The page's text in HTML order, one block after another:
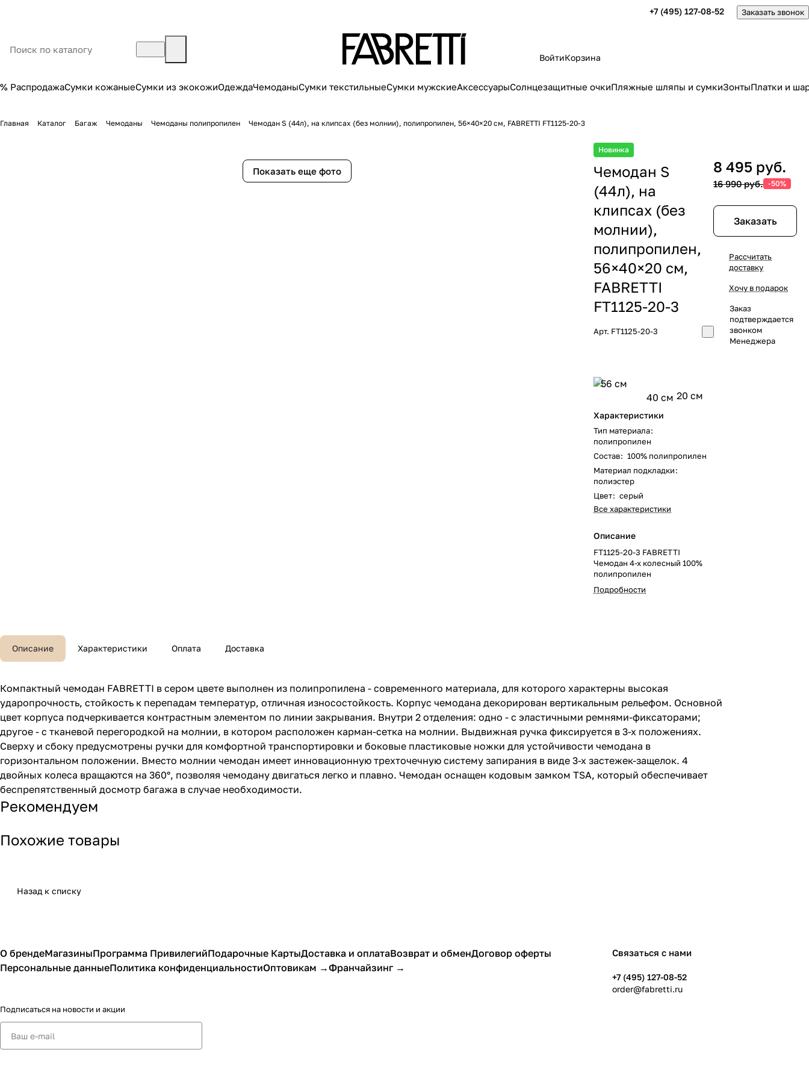
+7 (495) 127-08-52 Заказать звонок
ВойтиКорзина
% РаспродажаСумки кожаныеСумки из экокожиОдеждаЧемоданыСумки текстильныеСумки мужскиеАксессуарыСолнцезащитные очкиПляжные шляпы и сумкиЗонтыПлатки и
Главная Каталог Багаж Чемоданы Чемоданы полипропилен Чемодан S (44л), на клипсах (без молнии), полипропилен, 56×40×20 см, FABRETTI FT1125-20-3
Показать еще фото
Новинка
Чемодан S
(44л), на
клипсах (без
молнии),
полипропилен,
56×40×20 см,
FABRETTI
FT1125-20-3
Арт. FT1125-20-3
40 см 20 см
56 см
Характеристики
Тип материала:
полипропилен
Состав: 100% полипропилен
Материал подкладки:
полиэстер
Цвет: серый
Все характеристики
Описание
FT1125-20-3 FABRETTI
Чемодан 4-х колесный 100%
полипропилен
Подробности
8 495 руб.
16 990 руб. -50%
Заказать
Рассчитать
доставку
Хочу в подарок
Заказ
подтверждается
звонком
Менеджера
Описание Характеристики Оплата Доставка
Компактный чемодан FABRETTI в сером цвете выполнен из полипропилена - современного материала, для которого характерны высокая
ударопрочность, стойкость к перепадам температур, отличная износостойкость. Корпус чемодана декорирован вертикальным рельефом. Основной
цвет корпуса подчеркивается контрастным элементом по линии закрывания. Внутри 2 отделения: одно - с эластичными ремнями-фиксаторами;
другое - с тканевой перегородкой на молнии, в котором расположен карман-сетка на молнии. Выдвижная ручка фиксируется в 3-х положениях.
Сверху и сбоку предусмотрены ручки для комфортной транспортировки и боковые пластиковые ножки для устойчивости чемодана в
горизонтальном положении. Вместо молнии чемодан имеет инновационную трехточечную систему запирания в виде 3-х застежек-защелок. 4
двойных колеса вращаются на 360°, позволяя чемодану двигаться легко и плавно. Чемодан оснащен кодовым замком TSA, который обеспечивает
беспрепятственный досмотр багажа в случае необходимости.
Рекомендуем
Похожие товары
Назад к списку
О брендеМагазиныПрограмма ПривилегийПодарочные КартыДоставка и оплатаВозврат и обменДоговор оферты
Персональные данныеПолитика конфиденциальностиОптовикам →Франчайзинг →
Подписаться на новости и акции
Связаться с нами
+7 (495) 127-08-52
order@fabretti.ru